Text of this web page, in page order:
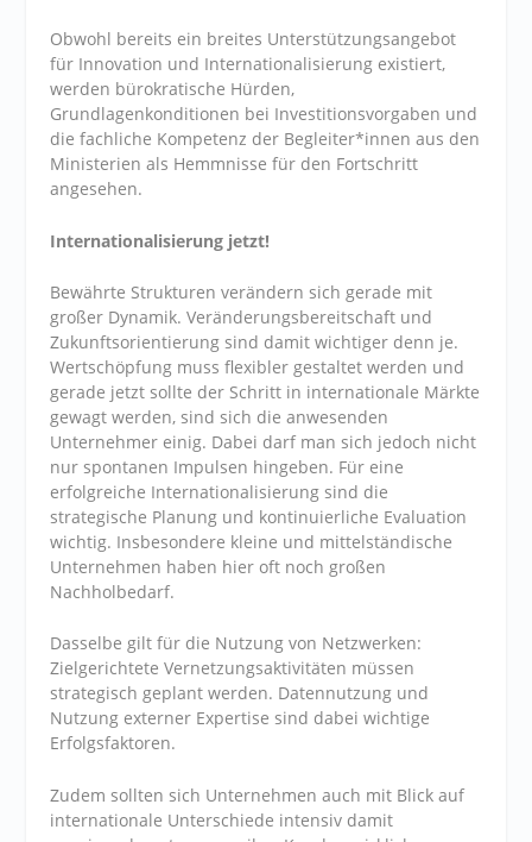
Obwohl bereits ein breites Unterstützungsangebot
für Innovation und Internationalisierung existiert,
werden bürokratische Hürden,
Grundlagenkonditionen bei Investitionsvorgaben und
die fachliche Kompetenz der Begleiter*innen aus den
Ministerien als Hemmnisse für den Fortschritt
angesehen.
Internationalisierung jetzt!
Bewährte Strukturen verändern sich gerade mit
großer Dynamik. Veränderungsbereitschaft und
Zukunftsorientierung sind damit wichtiger denn je.
Wertschöpfung muss flexibler gestaltet werden und
gerade jetzt sollte der Schritt in internationale Märkte
gewagt werden, sind sich die anwesenden
Unternehmer einig. Dabei darf man sich jedoch nicht
nur spontanen Impulsen hingeben. Für eine
erfolgreiche Internationalisierung sind die
strategische Planung und kontinuierliche Evaluation
wichtig. Insbesondere kleine und mittelständische
Unternehmen haben hier oft noch großen
Nachholbedarf.
Dasselbe gilt für die Nutzung von Netzwerken:
Zielgerichtete Vernetzungsaktivitäten müssen
strategisch geplant werden. Datennutzung und
Nutzung externer Expertise sind dabei wichtige
Erfolgsfaktoren.
Zudem sollten sich Unternehmen auch mit Blick auf
internationale Unterschiede intensiv damit